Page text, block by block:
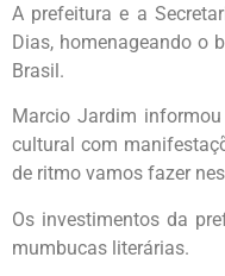
A prefeitura e a
Dias, homenageando o
Brasil.
Marcio Jardim
cultural com
de ritmo vamos fazer
Os investimentos da
mumbucas literárias.